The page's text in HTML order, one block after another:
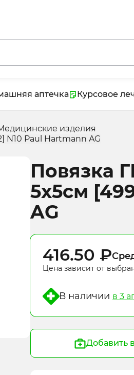
аптечка Курсовое
изделия
Paul Hartmann AG
Повязка
5х5см
AG
416.50 ₽
Цена зависит от
В наличии в 3
Добавить